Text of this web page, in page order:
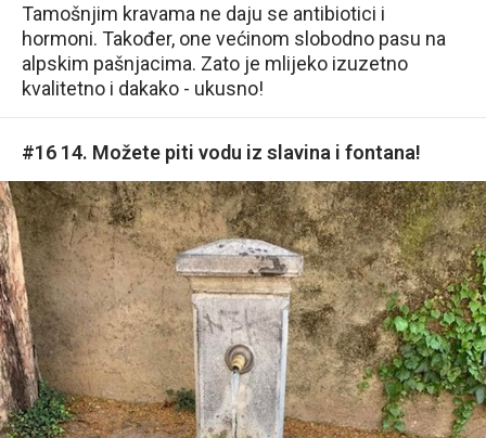
Tamošnjim kravama ne daju se antibiotici i
hormoni. Također, one većinom slobodno pasu na
alpskim pašnjacima. Zato je mlijeko izuzetno
kvalitetno i dakako - ukusno!
#16 14. Možete piti vodu iz slavina i fontana!